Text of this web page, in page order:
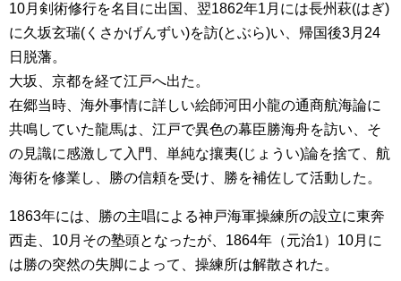
10月剣術修行を名目に出国、翌1862年1月には長州萩(はぎ)
に久坂玄瑞(くさかげんずい)を訪(とぶら)い、帰国後3月24
日脱藩。
大坂、京都を経て江戸へ出た。
在郷当時、海外事情に詳しい絵師河田小龍の通商航海論に
共鳴していた龍馬は、江戸で異色の幕臣勝海舟を訪い、そ
の見識に感激して入門、単純な攘夷(じょうい)論を捨て、航
海術を修業し、勝の信頼を受け、勝を補佐して活動した。
1863年には、勝の主唱による神戸海軍操練所の設立に東奔
西走、10月その塾頭となったが、1864年（元治1）10月に
は勝の突然の失脚によって、操練所は解散された。